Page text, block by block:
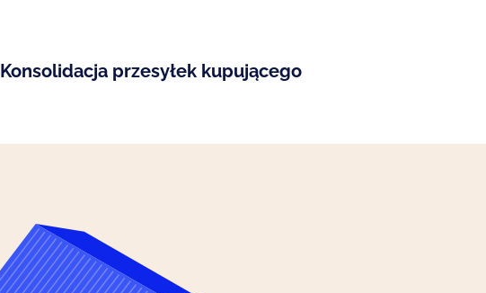
Konsolidacja przesyłek kupującego